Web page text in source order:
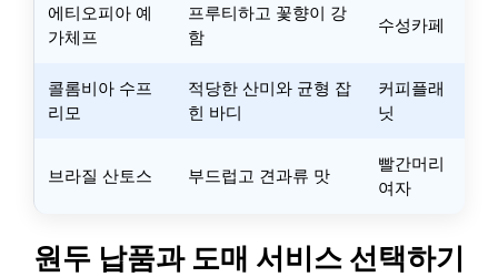
에티오피아 예
가체프
프루티하고 꽃향이 강
함
수성카페
콜롬비아 수프
리모
적당한 산미와 균형 잡
힌 바디
커피플래
닛
브라질 산토스 부드럽고 견과류 맛
빨간머리
여자
원두 납품과 도매 서비스 선택하기